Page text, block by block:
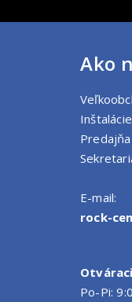
Ako
Inštalácie
E-mail:
rock-
Po-Pi: